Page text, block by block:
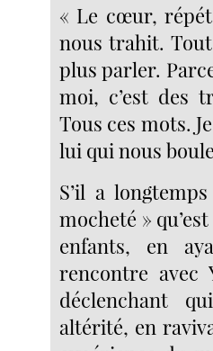
« Le cœur,
nous trahit.
plus parler.
moi, c’est des
Tous ces mots.
lui qui nous
S’il a
mocheté »
enfants, en
rencontre avec
déclenchant
altérité, en